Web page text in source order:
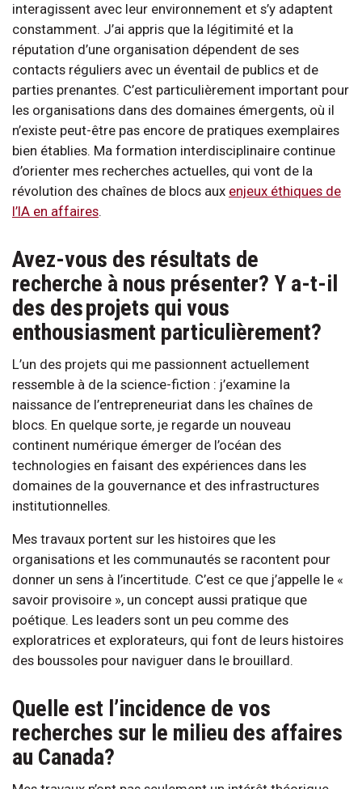
interagissent avec leur environnement et s’y adaptent
constamment. J’ai appris que la légitimité et la
réputation d’une organisation dépendent de ses
contacts réguliers avec un éventail de publics et de
parties prenantes. C’est particulièrement important pour
les organisations dans des domaines émergents, où il
n’existe peut-être pas encore de pratiques exemplaires
bien établies. Ma formation interdisciplinaire continue
d’orienter mes recherches actuelles, qui vont de la
révolution des chaînes de blocs aux enjeux éthiques de
l’IA en affaires.
Avez-vous des résultats de
recherche à nous présenter? Y a-t-il
des des projets qui vous
enthousiasment particulièrement?
L’un des projets qui me passionnent actuellement
ressemble à de la science-fiction : j’examine la
naissance de l’entrepreneuriat dans les chaînes de
blocs. En quelque sorte, je regarde un nouveau
continent numérique émerger de l’océan des
technologies en faisant des expériences dans les
domaines de la gouvernance et des infrastructures
institutionnelles.
Mes travaux portent sur les histoires que les
organisations et les communautés se racontent pour
donner un sens à l’incertitude. C’est ce que j’appelle le «
savoir provisoire », un concept aussi pratique que
poétique. Les leaders sont un peu comme des
exploratrices et explorateurs, qui font de leurs histoires
des boussoles pour naviguer dans le brouillard.
Quelle est l’incidence de vos
recherches sur le milieu des affaires
au Canada?